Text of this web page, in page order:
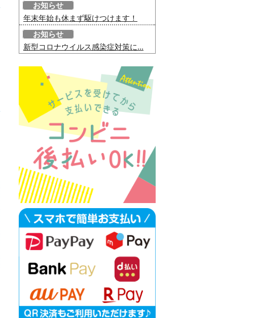
お知らせ
年末年始も休まず駆けつけます！
お知らせ
新型コロナウイルス感染症対策に...